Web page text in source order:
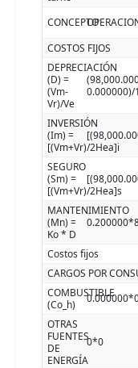
CONCEPTO
COSTOS FIJOS
DEPRECIACIÓN
(D) =
(Vm-
Vr)/Ve
0.000000)/
INVERSIÓN
(Im) =
[(Vm+Vr)/2Hea]i
SEGURO
(Sm) =
[(Vm+Vr)/2Hea]s
MANTENIMIENTO
(Mn) =
Ko * D
Costos fijos
CARGOS POR
COMBUSTIBLE
(Co_h)
OTRAS
FUENTES
DE
ENERGÍA
0*0